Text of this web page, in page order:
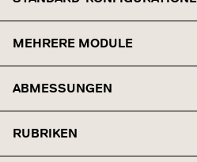
MEHRERE MODULE
ABMESSUNGEN
RUBRIKEN